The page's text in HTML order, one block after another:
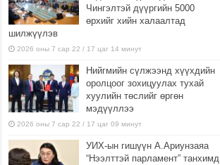
Чингэлтэй дүүргийн 5000
өрхийг хийн халаалтад
шилжүүлэв
2026 оны 7 сар 22 / 17 цаг 14 минут
Нийгмийн сүлжээнд хүүхдийн
оролцоог зохицуулах тухай
хуулийн төслийг өргөн
мэдүүллээ
2026 оны 7 сар 22 / 17 цаг 09 минут
УИХ-ын гишүүн А.Ариунзаяа
“Нээлттэй парламент” танхимд